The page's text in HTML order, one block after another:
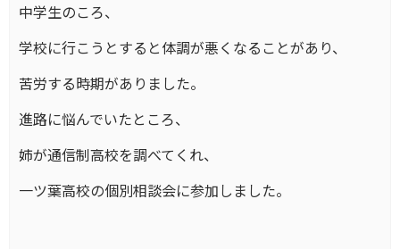
中学生のころ、
学校に行こうとすると体調が悪くなることがあり、
苦労する時期がありました。
進路に悩んでいたところ、
姉が通信制高校を調べてくれ、
一ツ葉高校の個別相談会に参加しました。